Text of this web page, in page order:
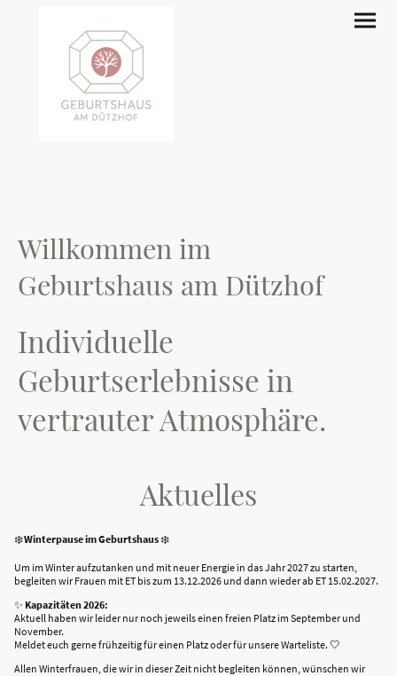
Willkommen im
Geburtshaus am Dützhof
Individuelle
Geburtserlebnisse in
vertrauter Atmosphäre.
Aktuelles
❄️Winterpause im Geburtshaus ❄️
Um im Winter aufzutanken und mit neuer Energie in das Jahr 2027 zu starten,
begleiten wir Frauen mit ET bis zum 13.12.2026 und dann wieder ab ET 15.02.2027.
✨ Kapazitäten 2026:
Aktuell haben wir leider nur noch jeweils einen freien Platz im September und
November.
Meldet euch gerne frühzeitig für einen Platz oder für unsere Warteliste. 🤍
Allen Winterfrauen, die wir in dieser Zeit nicht begleiten können, wünschen wir